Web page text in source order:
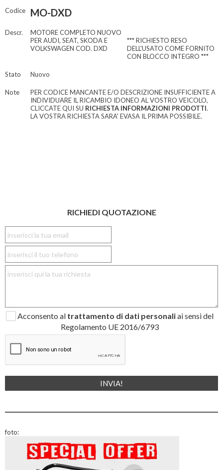
Codice MO-DXD
Descr.
MOTORE COMPLETO NUOVO
PER AUDI, SEAT, SKODA E
VOLKSWAGEN COD. DXD
*** RICHIESTO RESO
DELL'USATO COME FORNITO
CON BLOCCO INTEGRO ***
Stato Nuovo
Note
PER CODICE MANCANTE E/O DESCRIZIONE INSUFFICIENTE A
INDIVIDUARE IL RICAMBIO IDONEO AL VOSTRO VEICOLO,
CLICCATE QUI SU RICHIESTA INFORMAZIONI PRODOTTI.
LA VOSTRA RICHIESTA SARA' EVASA IL PRIMA POSSIBILE.
RICHIEDI QUOTAZIONE
Acconsento al trattamento di dati personaliai sensi del
Regolamento UE 2016/6793
foto: